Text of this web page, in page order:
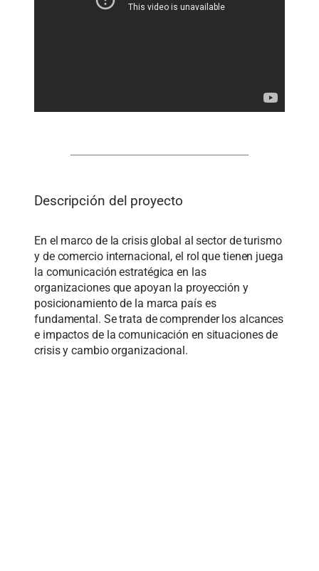
Descripción del proyecto
En el marco de la crisis global al sector de turismo
y de comercio internacional, el rol que tienen juega
la comunicación estratégica en las
organizaciones que apoyan la proyección y
posicionamiento de la marca país es
fundamental. Se trata de comprender los alcances
e impactos de la comunicación en situaciones de
crisis y cambio organizacional.